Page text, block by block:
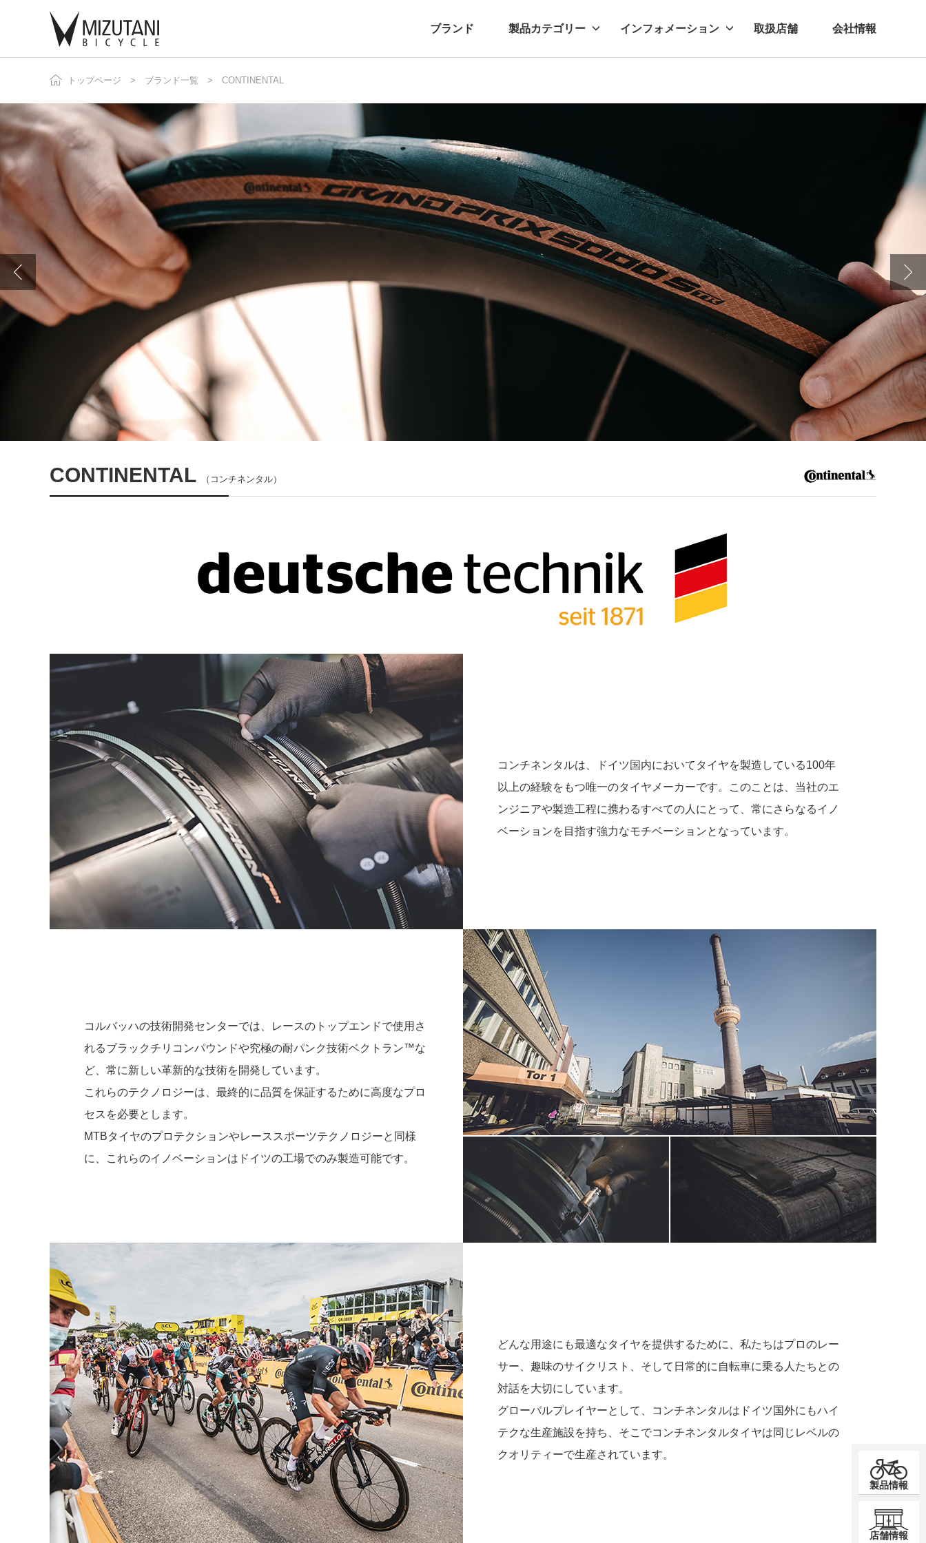
ブランド 製品カテゴリー インフォメーション 取扱店舗 会社情報
トップページ ブランド一覧 CONTINENTAL
製品情報
店舗情報
CONTINENTAL （コンチネンタル）
コンチネンタルは、ドイツ国内においてタイヤを製造している100年
以上の経験をもつ唯一のタイヤメーカーです。このことは、当社のエ
ンジニアや製造工程に携わるすべての人にとって、常にさらなるイノ
ベーションを目指す強力なモチベーションとなっています。
コルバッハの技術開発センターでは、レースのトップエンドで使用さ
れるブラックチリコンパウンドや究極の耐パンク技術ベクトラン™な
ど、常に新しい革新的な技術を開発しています。
これらのテクノロジーは、最終的に品質を保証するために高度なプロ
セスを必要とします。
MTBタイヤのプロテクションやレーススポーツテクノロジーと同様
に、これらのイノベーションはドイツの工場でのみ製造可能です。
どんな用途にも最適なタイヤを提供するために、私たちはプロのレー
サー、趣味のサイクリスト、そして日常的に自転車に乗る人たちとの
対話を大切にしています。
グローバルプレイヤーとして、コンチネンタルはドイツ国外にもハイ
テクな生産施設を持ち、そこでコンチネンタルタイヤは同じレベルの
クオリティーで生産されています。